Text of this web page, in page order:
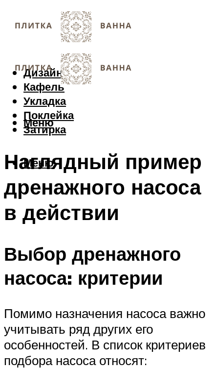
Дизайн
Кафель
Укладка
Поклейка
Затирка
Меню
Меню
Наглядный пример
дренажного насоса
в действии
Выбор дренажного
насоса: критерии
Помимо назначения насоса важно
учитывать ряд других его
особенностей. В список критериев
подбора насоса относят: